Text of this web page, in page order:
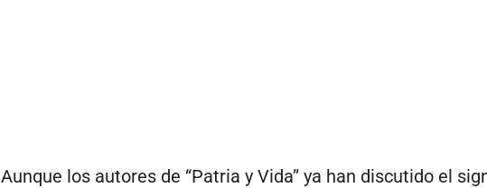
Aunque los autores de “Patria y Vida” ya han discutido el